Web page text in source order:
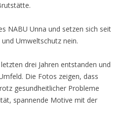
NABU Unna und setzen sich seit
Umweltschutz nein.
drei Jahren entstanden und
Die Fotos zeigen, dass
gesundheitlicher Probleme
spannende Motive mit der